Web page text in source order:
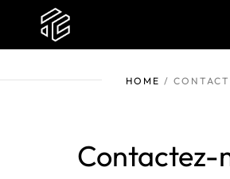
HOME / CONTACT
Contactez-